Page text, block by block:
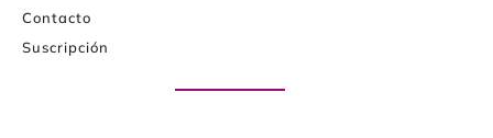
Contacto
Suscripción